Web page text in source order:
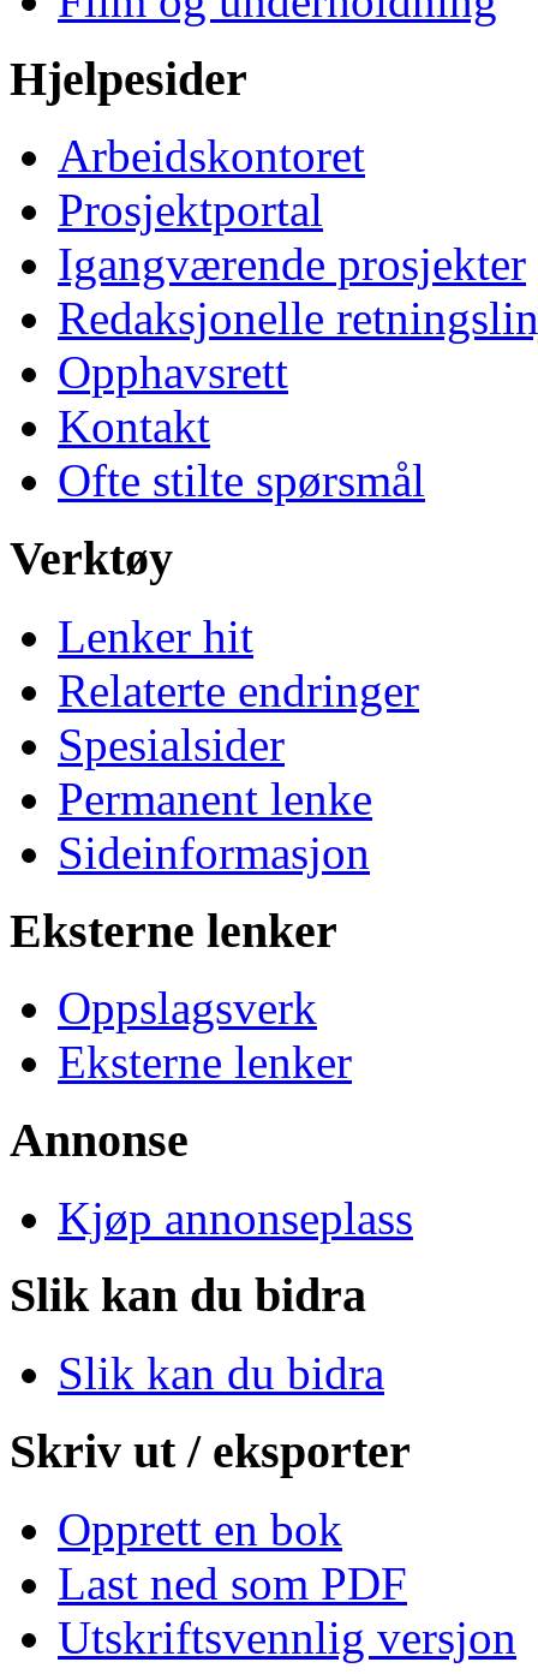
Hjelpesider
Arbeidskontoret
Prosjektportal
Igangværende prosjekter
Redaksjonelle
Opphavsrett
Kontakt
Ofte stilte spørsmål
Verktøy
Lenker hit
Relaterte endringer
Spesialsider
Permanent lenke
Sideinformasjon
Eksterne lenker
Oppslagsverk
Eksterne lenker
Annonse
Kjøp annonseplass
Slik kan du bidra
Slik kan du bidra
Skriv ut / eksporter
Opprett en bok
Last ned som PDF
Utskriftsvennlig versjon